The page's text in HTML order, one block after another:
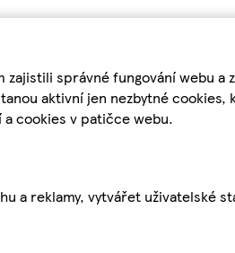
správné fungování webu
aktivní jen nezbytné
a cookies v patičce webu.
a reklamy, vytvářet uživatelské